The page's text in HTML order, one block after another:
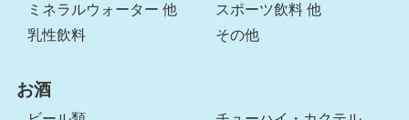
ミネラルウォーター 他
スポーツ飲料 他
乳性飲料
その他
お酒